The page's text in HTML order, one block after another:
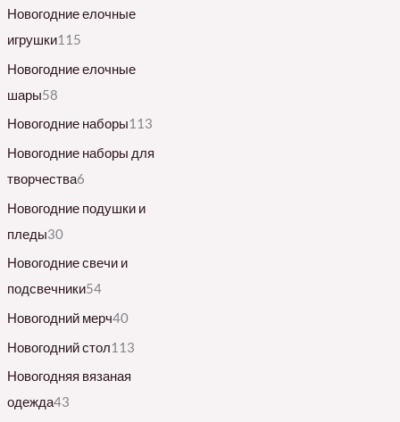
Новогодние елочные
игрушки115
Новогодние елочные
шары58
Новогодние наборы113
Новогодние наборы для
творчества6
Новогодние подушки и
пледы30
Новогодние свечи и
подсвечники54
Новогодний мерч40
Новогодний стол113
Новогодняя вязаная
одежда43